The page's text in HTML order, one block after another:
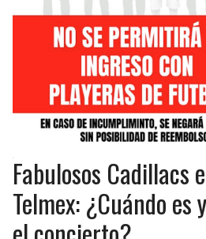
Fabulosos Cadillacs
Telmex: ¿Cuándo es